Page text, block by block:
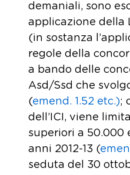
demaniali, sono
applicazione della
(in sostanza
regole della
a bando delle
Asd/Ssd che
(emend. 1.52 etc.);
dell’ICI, viene
superiori a 50.000
anni 2012-13 (
seduta del 30